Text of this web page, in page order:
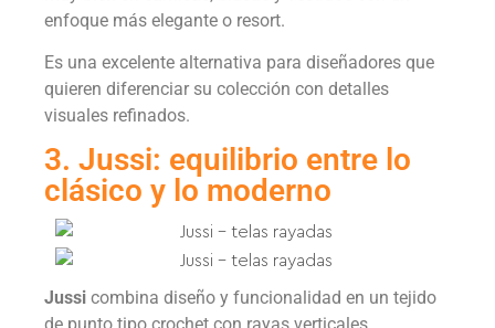
enfoque más elegante o resort.
Es una excelente alternativa para diseñadores que
quieren diferenciar su colección con detalles
visuales refinados.
3. Jussi: equilibrio entre lo
clásico y lo moderno
Jussi combina diseño y funcionalidad en un tejido
de punto tipo crochet con rayas verticales